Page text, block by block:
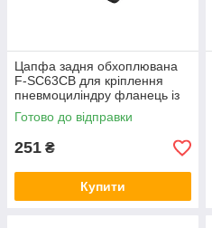
Цапфа задня обхоплювана
F-SC63CB для кріплення
пневмоциліндру фланець із
віссю, що охоплює підвіску
Готово до відправки
251 ₴
Купити